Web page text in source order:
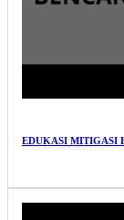
EDUKASI MITIGASI